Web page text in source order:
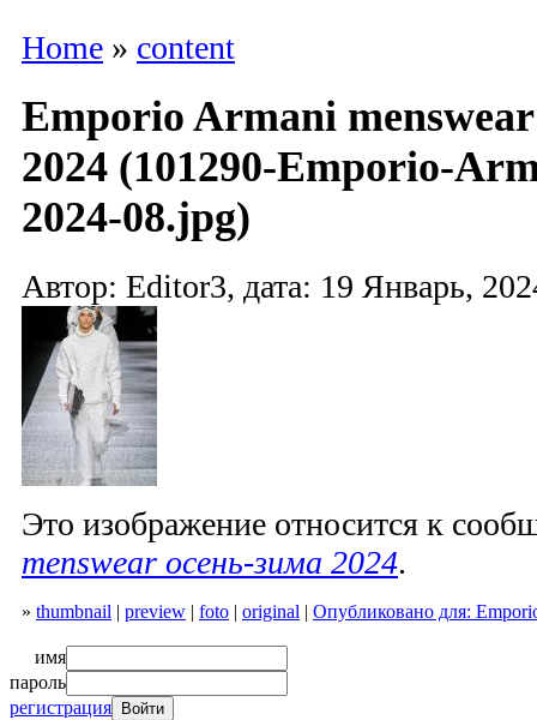
Home » content
Emporio Armani
2024 (101290-Emporio-
2024-08.jpg)
Автор: Editor3, дата: 19 Январь,
Это изображение относится к
menswear осень-зима 2024.
» thumbnail | preview | foto | original | Опубликовано для:
имя
пароль
регистрация